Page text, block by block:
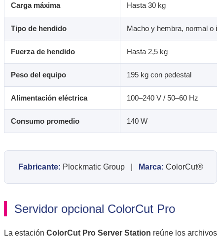
Carga máxima Hasta 30 kg
Tipo de hendido Macho y hembra, normal o
Fuerza de hendido Hasta 2,5 kg
Peso del equipo 195 kg con pedestal
Alimentación eléctrica 100–240 V / 50–60 Hz
Consumo promedio 140 W
Fabricante: Plockmatic Group | Marca: ColorCut®
Servidor opcional ColorCut Pro
La estación ColorCut Pro Server Station reúne los archivos